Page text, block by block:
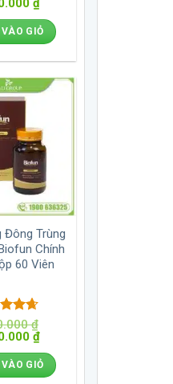
₫.
₫
tại
là:
GIỎ
Đông Trùng
Chính
60 Viên
xếp
4.67
₫
₫.
₫Giá
tại
là:
GIỎ